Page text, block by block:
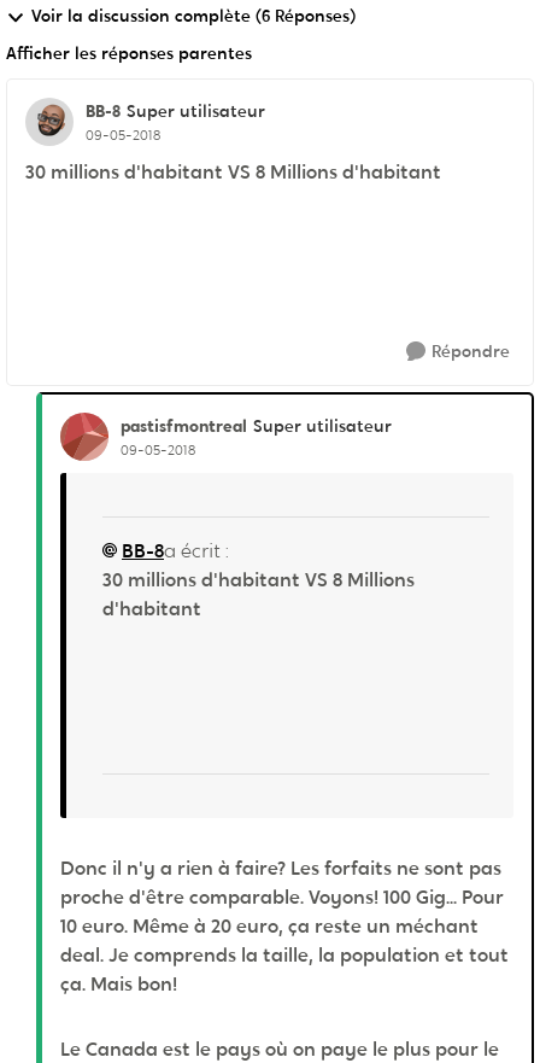
Voir la discussion complète (6 Réponses)
Afficher les réponses parentes
BB-8 Super utilisateur
09-05-2018
30 millions d'habitant VS 8 Millions d'habitant
Répondre
pastisfmontreal Super utilisateur
09-05-2018
BB-8a écrit :
30 millions d'habitant VS 8 Millions
d'habitant
Donc il n'y a rien à faire? Les forfaits ne sont pas
proche d'être comparable. Voyons! 100 Gig... Pour
10 euro. Même à 20 euro, ça reste un méchant
deal. Je comprends la taille, la population et tout
ça. Mais bon!
Le Canada est le pays où on paye le plus pour le